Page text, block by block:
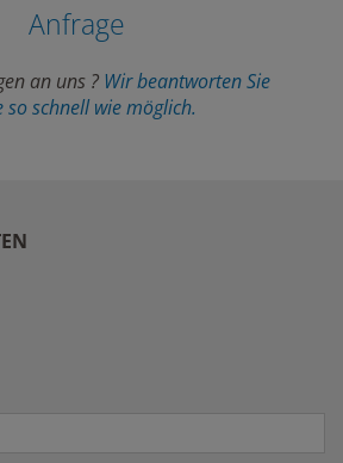
Anfrage
an uns ? Wir beantworten Sie
so schnell wie möglich.